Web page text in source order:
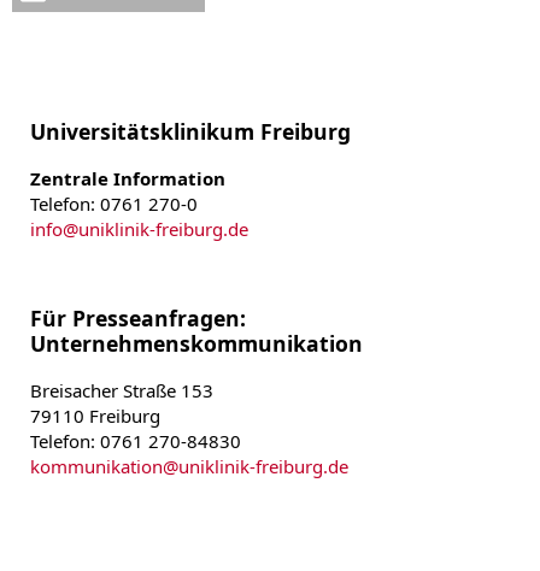
Universitätsklinikum Freiburg
Zentrale Information
Telefon: 0761 270-0
info@uniklinik-freiburg.de
Für Presseanfragen:
Unternehmenskommunikation
Breisacher Straße 153
79110 Freiburg
Telefon: 0761 270-84830
kommunikation@uniklinik-freiburg.de